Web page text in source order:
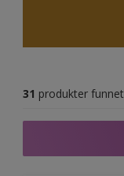
31 produkter funnet